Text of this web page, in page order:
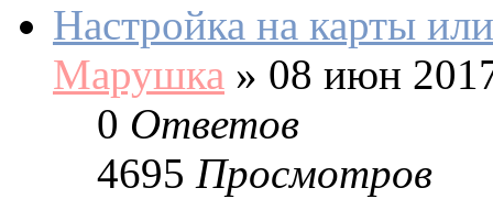
Настройка на карты
Марушка » 08 июн
0 Ответов
4695 Просмотров